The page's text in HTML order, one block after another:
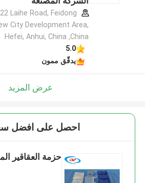
Laihe Road, Feidong
City Development Area,
Hefei, Anhui, China ,China
5.0
يدقّق ممون
عرض المزيد
احصل على افضل
حزمة العقاقير